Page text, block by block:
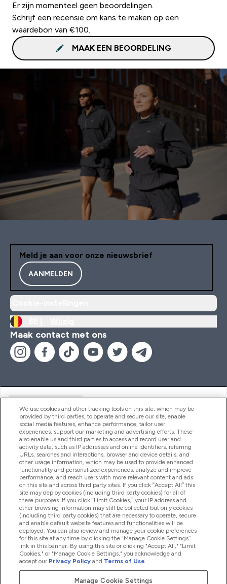
Er zijn momenteel geen beoordelingen.
Schrijf een recensie om kans te maken op een
waardebon van €100.
MAAK EEN BEOORDELING
Meld je aan voor onze nieuwsbrief
AANMELDEN
Maak contact met ons
Producten
Company Information
Loyalty & Rewards
2026 The Hut.com Ltd
We use cookies and other tracking tools on this site, which may be
provided by third parties, to operate and secure our site, enable
social media features, enhance performance, tailor user
experiences, support our marketing and advertising efforts. These
also enable us and third parties to access and record user and
activity data, such as IP addresses and online identifiers, referring
URLs, searches and interactions, browser and device details, and
other usage information, which may be used to provide enhanced
functionality and personalized experiences, analyze and improve
performance, and reach users with more relevant content and ads
on this site and across third party sites. If you click “Accept All” this
site may deploy cookies (including third party cookies) for all of
these purposes. If you click “Limit Cookies,” your IP address and
other browsing information may still be collected but only cookies
(including third party cookies) that are necessary to operate, secure
and enable default website features and functionalities will be
deployed. You can also review and manage your cookie preferences
for this site at any time by clicking the “Manage Cookie Settings”
link in this banner. By using this site or clicking "Accept All," "Limit
Cookies," or "Manage Cookie Settings," you acknowledge and
accept our Privacy Policy and Terms of Use.
Manage Cookie Settings